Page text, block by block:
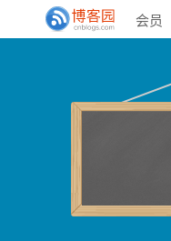
会员